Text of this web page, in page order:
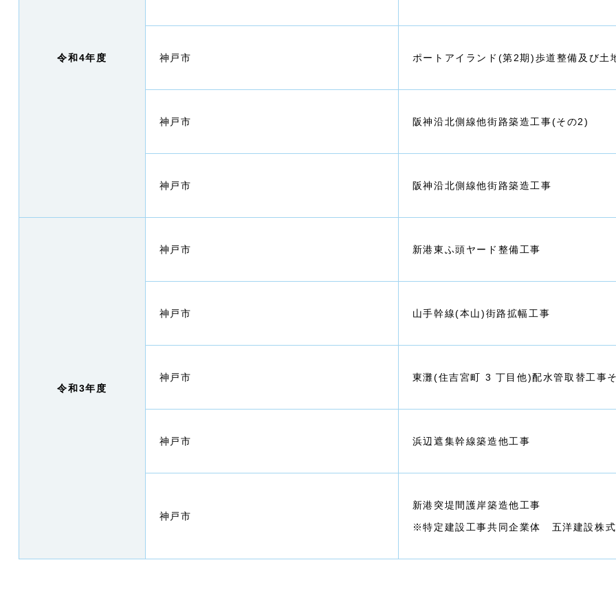
令和4年度 神戸市 ポートアイランド(第2期)歩道整備及び土
神戸市 阪神沿北側線他街路築造工事(その2)
神戸市 阪神沿北側線他街路築造工事
令和3年度
神戸市 新港東ふ頭ヤード整備工事
神戸市 山手幹線(本山)街路拡幅工事
神戸市 東灘(住吉宮町 3 丁目他)配水管取替工事
神戸市 浜辺遮集幹線築造他工事
神戸市
新港突堤間護岸築造他工事
※特定建設工事共同企業体 五洋建設株式